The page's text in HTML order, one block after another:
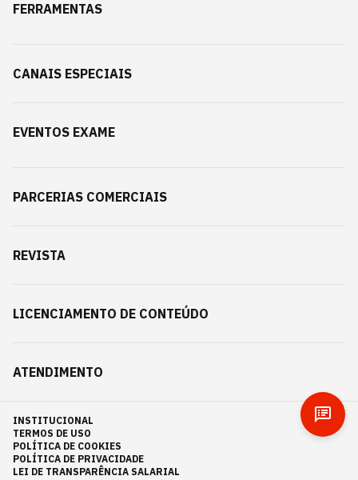
FERRAMENTAS
CANAIS ESPECIAIS
EVENTOS EXAME
PARCERIAS COMERCIAIS
REVISTA
LICENCIAMENTO DE CONTEÚDO
ATENDIMENTO
INSTITUCIONAL
TERMOS DE USO
POLÍTICA DE COOKIES
POLÍTICA DE PRIVACIDADE
LEI DE TRANSPARÊNCIA SALARIAL